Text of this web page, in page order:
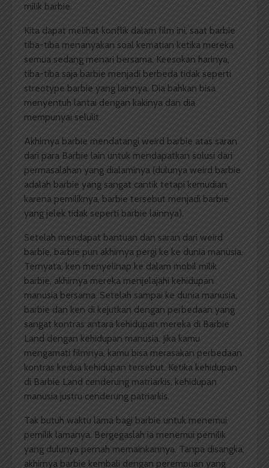
milik barbie.
Kita dapat melihat konflik dalam film ini, saat barbie
tiba-tiba menanyakan soal kematian ketika mereka
semua sedang menari bersama. Keesokan harinya,
tiba-tiba saja barbie menjadi berbeda tidak seperti
streotype barbie yang lainnya. Dia bahkan bisa
menyentuh lantai dengan kakinya dan dia
mempunyai selulit.
Akhirnya barbie mendatangi weird barbie atas saran
dari para Barbie lain untuk mendapatkan solusi dari
permasalahan yang dialaminya (dulunya weird barbie
adalah barbie yang sangat cantik tetapi kemudian
karena pemiliknya, barbie tersebut menjadi barbie
yang jelek tidak seperti barbie lainnya).
Setelah mendapat bantuan dan saran dari weird
barbie, barbie pun akhirnya pergi ke ke dunia manusia.
Ternyata, ken menyelinap ke dalam mobil milik
barbie, akhirnya mereka menjelajahi kehidupan
manusia bersama. Setelah sampai ke dunia manusia,
barbie dan ken di kejutkan dengan perbedaan yang
sangat kontras antara kehidupan mereka di Barbie
Land dengan kehidupan manusia. Jika kamu
mengamati filmnya, kamu bisa merasakan perbedaan
kontras kedua kehidupan tersebut. Ketika kehidupan
di Barbie Land cenderung matriarkis, kehidupan
manusia justru cenderung patriarkis.
Tak butuh waktu lama bagi barbie untuk menemui
pemilik lamanya. Bergegaslah ia menemui pemilik
yang dulunya pernah memainkannya. Tanpa disangka,
akhirnya barbie kembali dengan perempuan yang